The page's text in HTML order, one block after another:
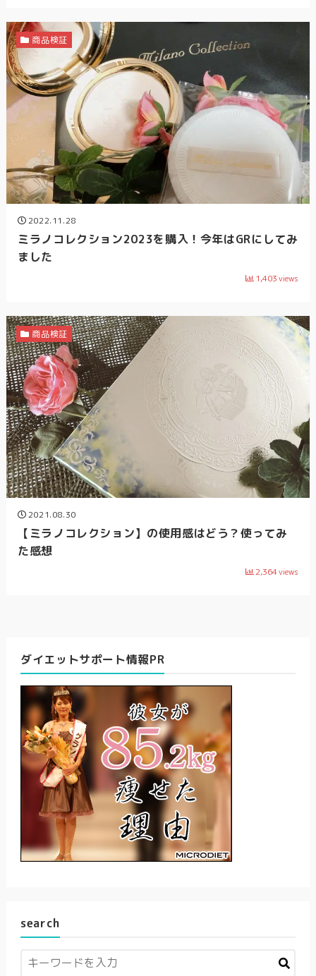
2022.11.28
ミラノコレクション2023を購入！今年はGRにしてみ
ました
1,403views
商品検証
2021.08.30
【ミラノコレクション】の使用感はどう？使ってみ
た感想
2,364views
商品検証
ダイエットサポート情報PR
search